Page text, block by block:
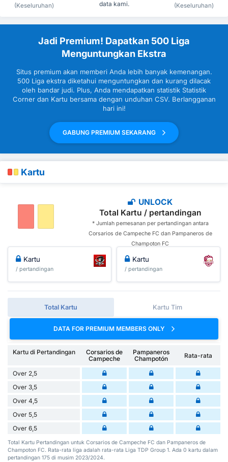
(Keseluruhan) data kami. (Keseluruhan)
Jadi Premium! Dapatkan 500 Liga
Menguntungkan Ekstra
Situs premium akan memberi Anda lebih banyak kemenangan.
500 Liga ekstra diketahui menguntungkan dan kurang dilacak
oleh bandar judi. Plus, Anda mendapatkan statistik Statistik
Corner dan Kartu bersama dengan unduhan CSV. Berlangganan
hari ini!
GABUNG PREMIUM SEKARANG
Kartu
UNLOCK
Total Kartu / pertandingan
* Jumlah pemesanan per pertandingan antara
Corsarios de Campeche FC dan Pampaneros de
Champoton FC
Kartu
/ pertandingan
Kartu
/ pertandingan
Total Kartu Kartu Tim
DATA FOR PREMIUM MEMBERS ONLY
Kartu di Pertandingan
Corsarios de
Campeche
Pampaneros
Champotón
Rata-rata
Over 2,5
Over 3,5
Over 4,5
Over 5,5
Over 6,5
Total Kartu Pertandingan untuk Corsarios de Campeche FC dan Pampaneros de
Champoton FC. Rata-rata liga adalah rata-rata Liga TDP Group 1. Ada 0 kartu dalam
pertandingan 175 di musim 2023/2024.